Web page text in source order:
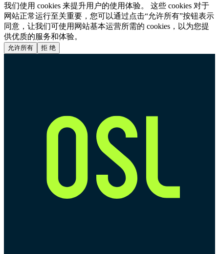
我们使用 cookies 来提升用户的使用体验。 这些 cookies 对于
网站正常运行至关重要，您可以通过点击“允许所有”按钮表示
同意，让我们可使用网站基本运营所需的 cookies，以为您提
供优质的服务和体验。
允许所有 拒 绝